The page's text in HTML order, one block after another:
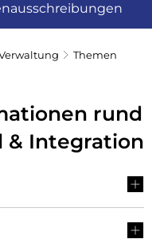
Themen
rund
& Integration